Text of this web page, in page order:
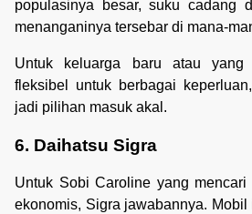
populasinya besar, suku cadang
menanganinya tersebar di mana-
Untuk keluarga baru atau yang
fleksibel untuk berbagai keperluan,
jadi pilihan masuk akal.
6. Daihatsu Sigra
Untuk Sobi Caroline yang mencari
ekonomis, Sigra jawabannya.